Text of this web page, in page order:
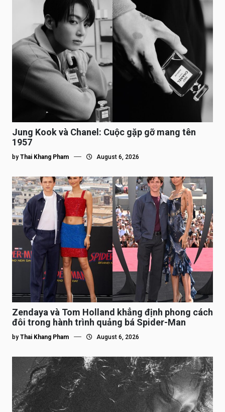
Jung Kook và Chanel: Cuộc gặp gỡ mang tên
1957
by Thai Khang Pham August 6, 2026
Zendaya và Tom Holland khẳng định phong cách
đôi trong hành trình quảng bá Spider-Man
by Thai Khang Pham August 6, 2026